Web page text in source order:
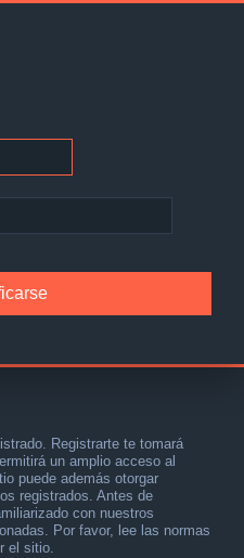
Registrarte te tomará
un amplio acceso al
puede además otorgar
registrados. Antes de
con nuestros
Por favor, lee las normas
el sitio.